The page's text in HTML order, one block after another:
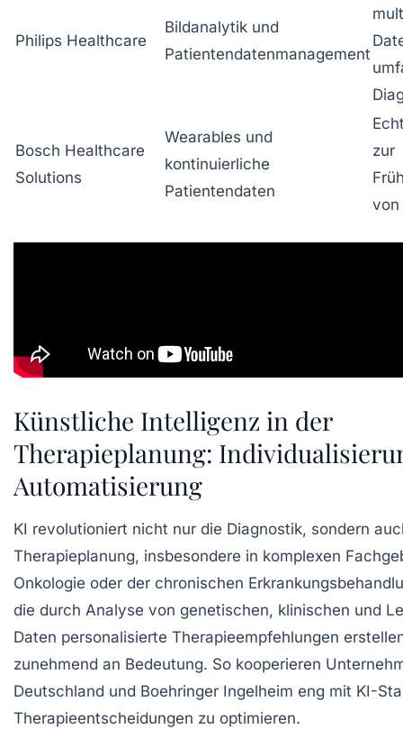
Philips Healthcare
Bildanalytik und
Patientendatenmanagement
Bosch Healthcare
Solutions
Wearables und
kontinuierliche
Patientendaten
zur
von
Künstliche Intelligenz in der
Therapieplanung:
Automatisierung
KI revolutioniert nicht nur die Diagnostik, sondern
Therapieplanung, insbesondere in komplexen
Onkologie oder der chronischen
die durch Analyse von genetischen, klinischen und
Daten personalisierte Therapieempfehlungen
zunehmend an Bedeutung. So kooperieren
Deutschland und Boehringer Ingelheim eng mit KI-
Therapieentscheidungen zu optimieren.